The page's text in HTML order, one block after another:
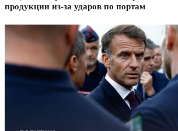
продукции из-за ударов по портам